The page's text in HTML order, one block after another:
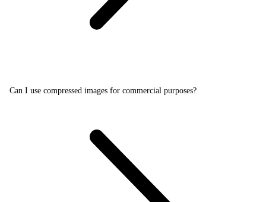
Can I use compressed images for commercial purposes?